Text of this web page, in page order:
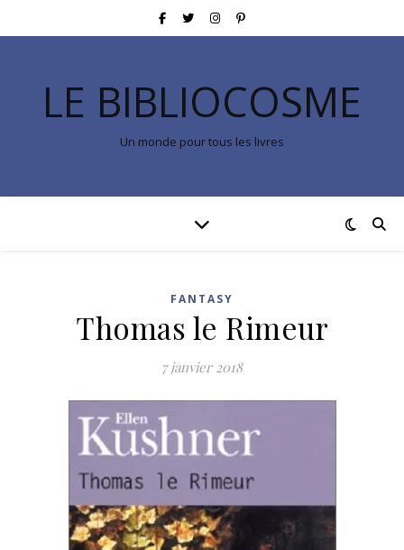
LE BIBLIOCOSME
Un monde pour tous les livres
FANTASY
Thomas le Rimeur
7 janvier 2018